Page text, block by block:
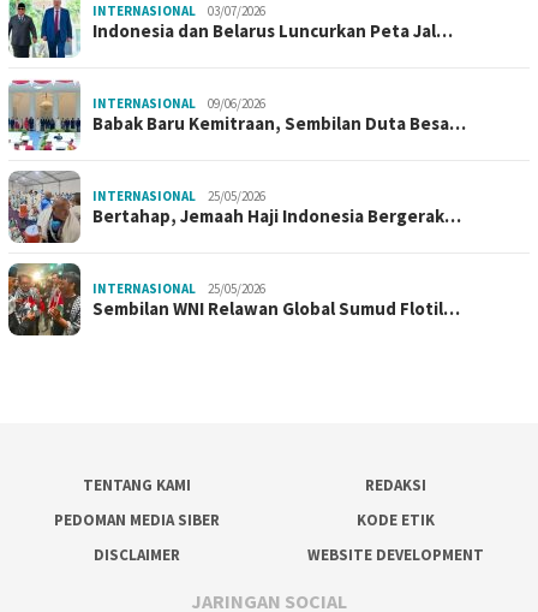
INTERNASIONAL 03/07/2026
Indonesia dan Belarus Luncurkan Peta Jal…
INTERNASIONAL 09/06/2026
Babak Baru Kemitraan, Sembilan Duta Besa…
INTERNASIONAL 25/05/2026
Bertahap, Jemaah Haji Indonesia Bergerak…
INTERNASIONAL 25/05/2026
Sembilan WNI Relawan Global Sumud Flotil…
TENTANG KAMI
REDAKSI
PEDOMAN MEDIA SIBER
KODE ETIK
DISCLAIMER
WEBSITE DEVELOPMENT
JARINGAN SOCIAL